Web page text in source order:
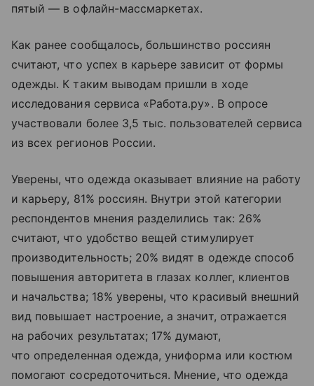
пятый — в офлайн-массмаркетах.
Как ранее сообщалось, большинство россиян
считают, что успех в карьере зависит от формы
одежды. К таким выводам пришли в ходе
исследования сервиса «Работа.ру». В опросе
участвовали более 3,5 тыс. пользователей сервиса
из всех регионов России.
Уверены, что одежда оказывает влияние на работу
и карьеру, 81% россиян. Внутри этой категории
респондентов мнения разделились так: 26%
считают, что удобство вещей стимулирует
производительность; 20% видят в одежде способ
повышения авторитета в глазах коллег, клиентов
и начальства; 18% уверены, что красивый внешний
вид повышает настроение, а значит, отражается
на рабочих результатах; 17% думают,
что определенная одежда, униформа или костюм
помогают сосредоточиться. Мнение, что одежда